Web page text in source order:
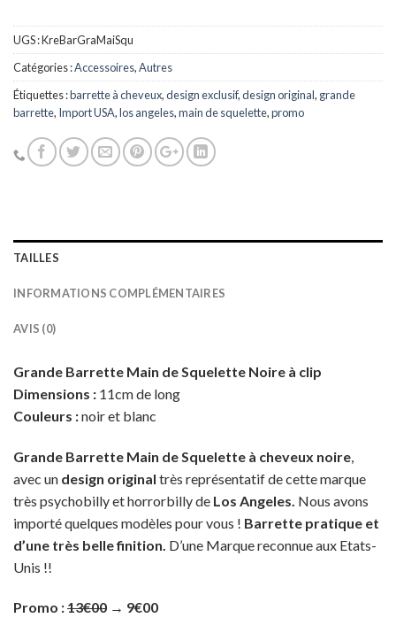
UGS :KreBarGraMaiSqu
Catégories :Accessoires,Autres
Étiquettes :barrette à cheveux,design exclusif,design original, grande
barrette, Import USA,los angeles,main de squelette,promo
TAILLES
INFORMATIONS COMPLÉMENTAIRES
AVIS (0)
Grande Barrette Main de Squelette Noire à clip
Dimensions : 11cm de long
Couleurs :noir et blanc
Grande Barrette Main de Squelette à cheveux noire
avec un design original très représentatif de cette marque
très psychobilly et horrorbilly de Los Angeles. Nous avons
importé quelques modèles pour vous ! Barrette pratique et
d’une très belle finition. D’une Marque reconnue aux Etats-
Unis !!
Promo :13€00 → 9€00